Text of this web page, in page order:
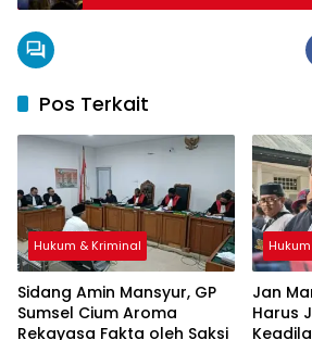
Pos Terkait
Hukum & Kriminal
Sidang Amin Mansyur, GP
Sumsel Cium Aroma
Rekayasa Fakta oleh Saksi
Jan
Harus